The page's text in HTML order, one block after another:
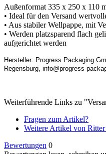
Außenformat 335 x 250 x 110
• Ideal für den Versand
• Aus stabiler Wellpappe, mit
• Werden platzsparend flach
aufgerichtet werden
Hersteller: Progress Packaging
Regensburg, info@progress-
Weiterführende Links zu
Fragen zum Artikel?
Weitere Artikel von
Bewertungen 0